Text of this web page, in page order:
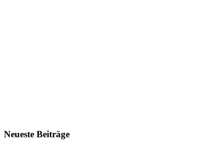
Neueste Beiträge